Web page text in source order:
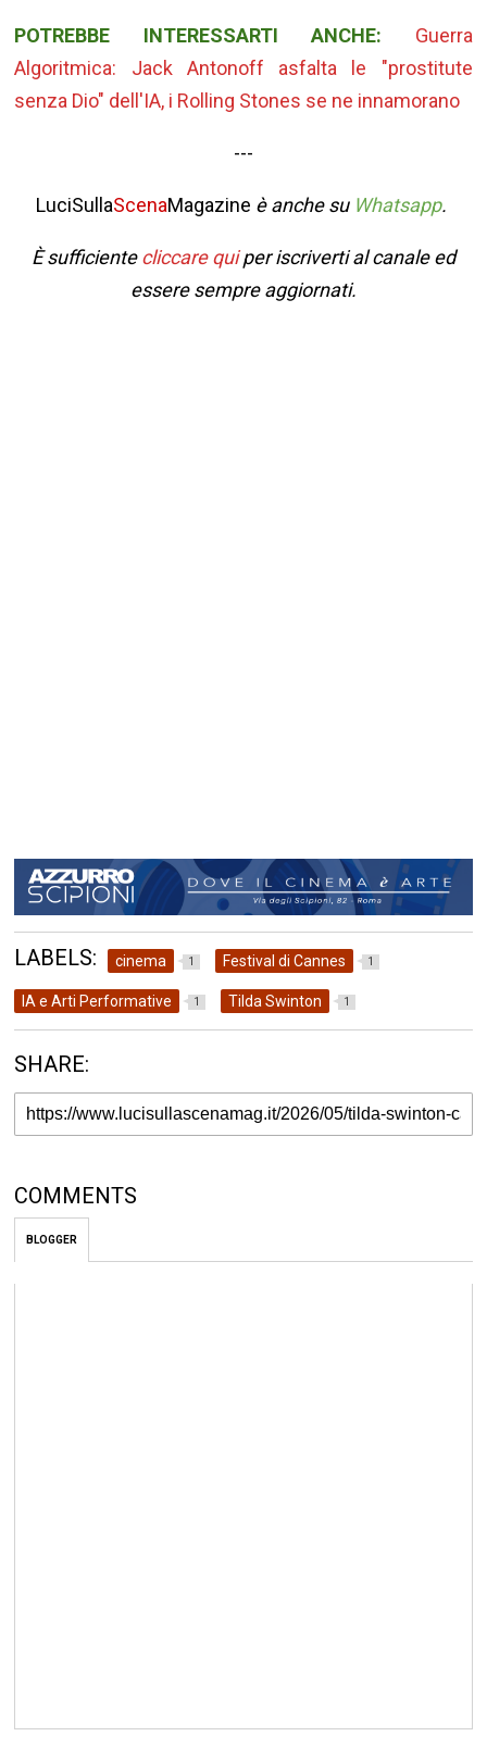
POTREBBE INTERESSARTI ANCHE:
Guerra
Algoritmica: Jack Antonoff asfalta le "prostitute
senza Dio" dell'IA, i Rolling Stones se ne innamorano
---
LuciSullaScenaMagazine è anche su Whatsapp.
È sufficientecliccare quiper iscriverti al canale ed
essere sempre aggiornati.
LABELS: cinema 1 Festival di Cannes 1
IA e Arti Performative 1 Tilda Swinton 1
SHARE:
COMMENTS
BLOGGER